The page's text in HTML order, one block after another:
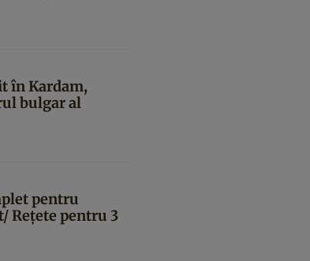
în Kardam,
bulgar al
pentru
Rețete pentru 3